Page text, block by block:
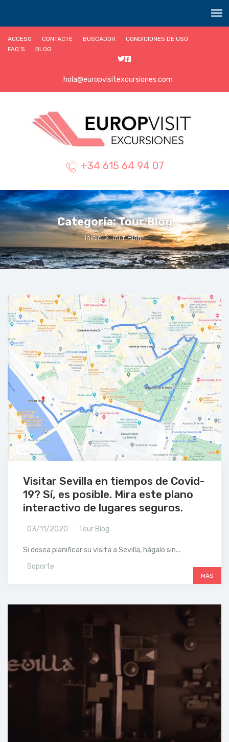
ACCESO CONTACTE BUSCADOR
CONDICIONES DE USO
FAQ´S
BLOG
hola@europvisitexcursiones.com
+34 615 64 94 07
Categoría:Tour Blog
Inicio > Tour Blog
Visitar Sevilla en tiempos de Covid-
19? Sí, es posible. Mira este plano
interactivo de lugares seguros.
03/11/2020 Tour Blog
Si desea planificar su visita a Sevilla, hágalo sin...
Soporte
MÁS